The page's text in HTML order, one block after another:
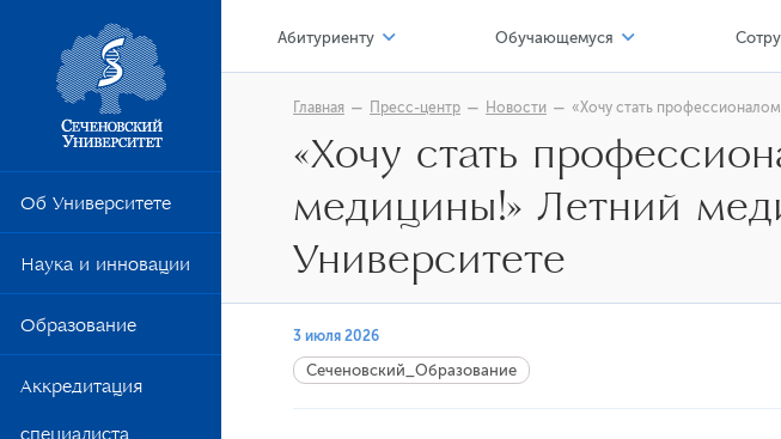
Об Университете
Наука и инновации
Образование
Аккредитация
Абитуриенту
Приемная кампания 2026
Приемная кампания 2025
Перевод из другой образовательной организации
Обучающемуся
Центр карьеры
Я – профессионал
Локальные нормативные акты
Стоимость обучения
Центр карьеры
Главная Пресс-центр Новости «Хочу стать
«Хочу стать
медицины!» Летний
Университете
3 июля 2026
Сеченовский_Образование